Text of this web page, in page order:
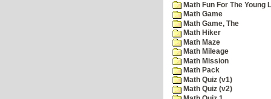
Math Fun For The Young
Math Game
Math Game, The
Math Hiker
Math Maze
Math Mileage
Math Mission
Math Pack
Math Quiz (v1)
Math Quiz (v2)